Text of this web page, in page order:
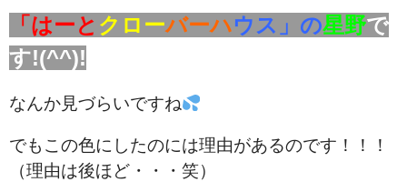
「はーと クローバーハウス」の星野で
す!(^^)!
なんか見づらいですね
でもこの色にしたのには理由があるのです！！！
（理由は後ほど・・・笑）